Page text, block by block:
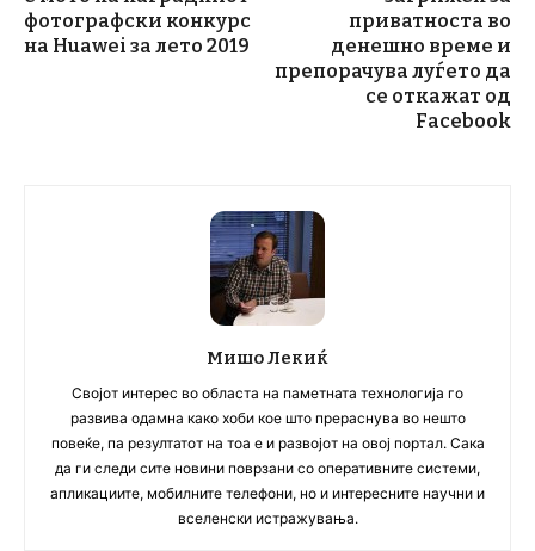
фотографски конкурс
на Huawei за лето 2019
приватноста во
денешно време и
препорачува луѓето да
се откажат од
Facebook
Мишо Лекиќ
Својот интерес во областа на паметната технологија го
развива одамна како хоби кое што прераснува во нешто
повеќе, па резултатот на тоа е и развојот на овој портал. Сака
да ги следи сите новини поврзани со оперативните системи,
апликациите, мобилните телефони, но и интересните научни и
вселенски истражувања.